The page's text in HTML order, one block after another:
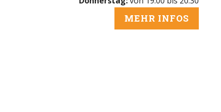
MEHR INFOS